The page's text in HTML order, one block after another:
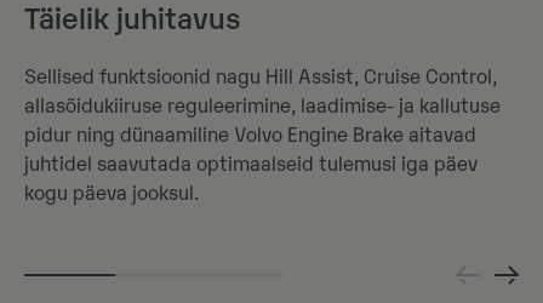
Täielik juhitavus
Sellised funktsioonid nagu Hill Assist, Cruise Control,
allasõidukiiruse reguleerimine, laadimise- ja kallutuse
pidur ning dünaamiline Volvo Engine Brake aitavad
juhtidel saavutada optimaalseid tulemusi iga päev
kogu päeva jooksul.